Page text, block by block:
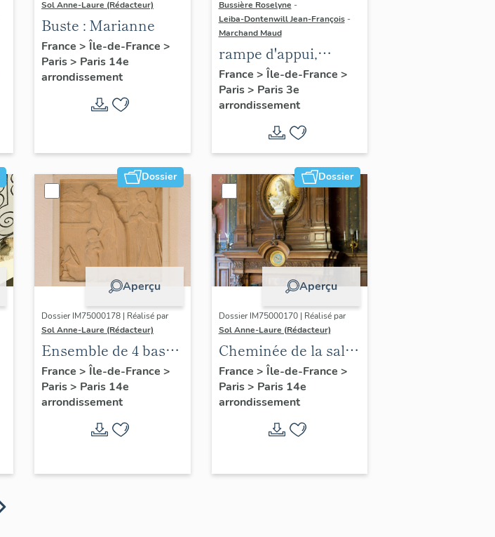
Sol Anne-Laure (Rédacteur)
Buste : Marianne
France > Île-de-France >
Paris> Paris 14e
arrondissement
Bussière Roselyne -
Leiba-Dontenwill Jean-François -
Marchand Maud
rampe d'appui,
escalier de la maison
à porte cochère dite
hôtel Le Lièvre de
La Grange
France > Île-de-France >
Paris> Paris 3e
arrondissement
Dossier
Aperçu
Dossier IM75000178 | Réalisé par
Sol Anne-Laure (Rédacteur)
Ensemble de 4 bas
reliefs : Les saisons
France > Île-de-France >
Paris> Paris 14e
arrondissement
Dossier
Aperçu
Dossier IM75000170 | Réalisé par
Sol Anne-Laure (Rédacteur)
Cheminée de la salle
des mariages
France > Île-de-France >
Paris> Paris 14e
arrondissement